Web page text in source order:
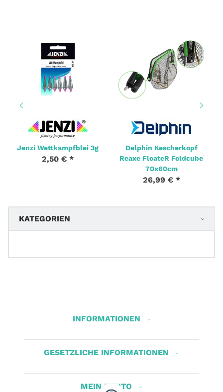
Jenzi Wettkampfblei 3g
2,50 € *
Delphin Kescherkopf
Reaxe FloateR Foldcube
70x60cm
26,99 € *
KATEGORIEN
INFORMATIONEN
GESETZLICHE INFORMATIONEN
MEIN KONTO